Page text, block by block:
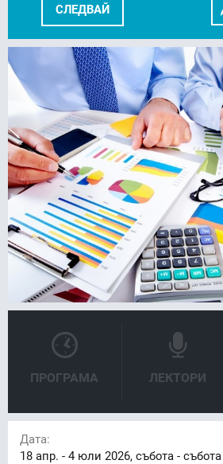
СЛЕДВАЙ
FACEBOOK LINKEDIN
ПРОГРАМА ЛЕКТОРИ
Дата:
18 апр. - 4 юли 2026, събота - събота